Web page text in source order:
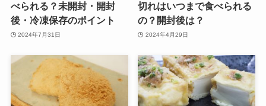
べられる？未開封・開封
後・冷凍保存のポイント
2024年7月31日
切れはいつまで食べられる
の？開封後は？
2024年4月29日